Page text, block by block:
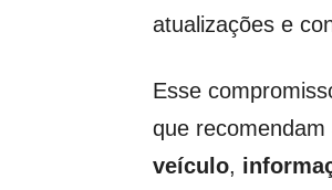
atualizações e
Esse
que
veículo,